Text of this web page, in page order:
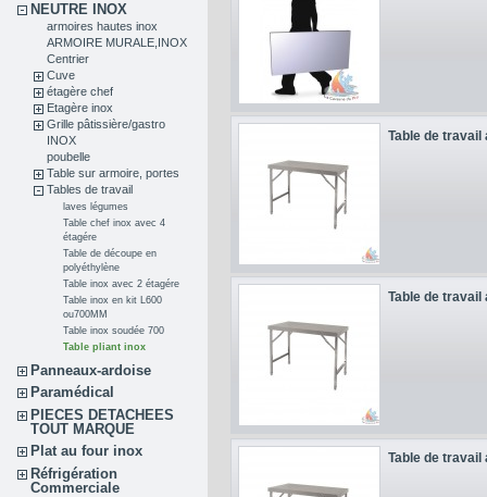
NEUTRE INOX
armoires hautes inox
ARMOIRE MURALE,INOX
Centrier
Cuve
étagère chef
Etagère inox
Grille pâtissière/gastro
INOX
poubelle
Table sur armoire, portes
Tables de travail
laves légumes
Table chef inox avec 4
étagére
Table de découpe en
polyéthylène
Table inox avec 2 étagére
Table inox en kit L600
ou700MM
Table inox soudée 700
Table pliant inox
Panneaux-ardoise
Paramédical
PIECES DETACHEES
TOUT MARQUE
Plat au four inox
Réfrigération
Commerciale
Table de
Table de
Table de